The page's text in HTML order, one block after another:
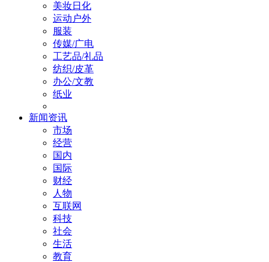
美妆日化
运动户外
服装
传媒/广电
工艺品/礼品
纺织/皮革
办公/文教
纸业
新闻资讯
市场
经营
国内
国际
财经
人物
互联网
科技
社会
生活
教育